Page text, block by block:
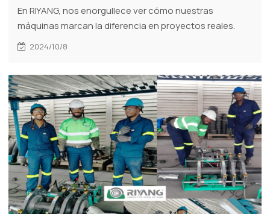
En RIYANG, nos enorgullece ver cómo nuestras
máquinas marcan la diferencia en proyectos reales.
Recientemente, nuestro valioso cliente Roly de Perú
equipos funcionan incluso en las condiciones más
exigentes.
2024/10/8